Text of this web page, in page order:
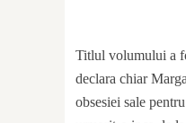
Titlul volumului a
declara chiar
obsesiei sale